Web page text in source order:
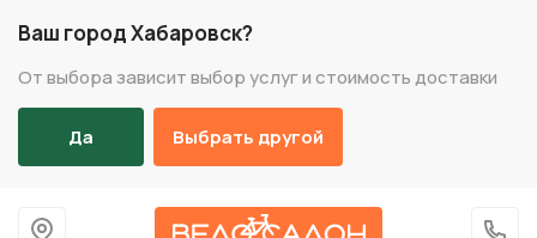
Ваш город Хабаровск?
От выбора зависит выбор услуг и стоимость доставки
Да Выбрать другой
На главную